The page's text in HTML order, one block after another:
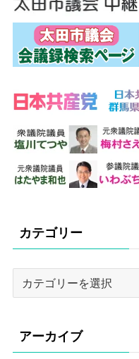
カテゴリー
リ
ー
アーカイブ